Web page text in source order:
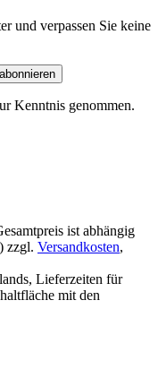
und verpassen Sie keine
Kenntnis genommen.
ist abhängig
zzgl. Versandkosten,
Lieferzeiten für
mit den